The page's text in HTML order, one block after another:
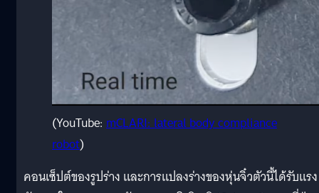
(YouTube: mCLARI: lateral body compliance
robot)
คอนเซ็ปต์ของรูปร่าง และการแปลงร่างของหุ่นจิ๋วตัวนี้ได้รับแรง